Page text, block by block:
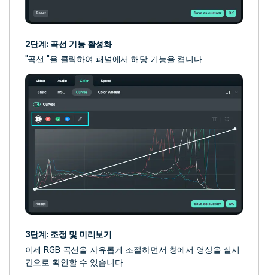
2단계: 곡선 기능 활성화
"곡선 "을 클릭하여 패널에서 해당 기능을 켭니다.
3단계: 조정 및 미리보기
이제 RGB 곡선을 자유롭게 조절하면서 창에서 영상을 실시
간으로 확인할 수 있습니다.